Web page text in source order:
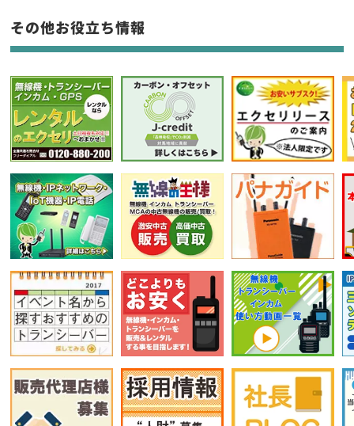
フリーワード入力(製品名等)
選択条件をリセット
その他お役立ち情報